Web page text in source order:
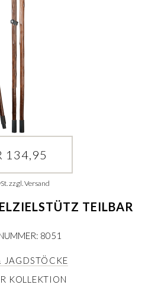
134,95
zzgl. Versand
TEILBAR
8051
JAGDSTÖCKE
KOLLEKTION